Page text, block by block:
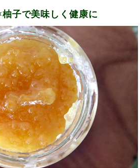
子で美味しく健康に